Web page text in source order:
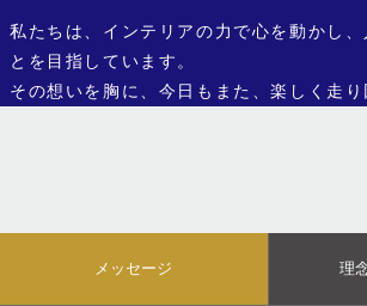
私たちは、インテリアの力で心を動かし、
とを目指しています。
その想いを胸に、今日もまた、楽しく走り
メッセージ 理